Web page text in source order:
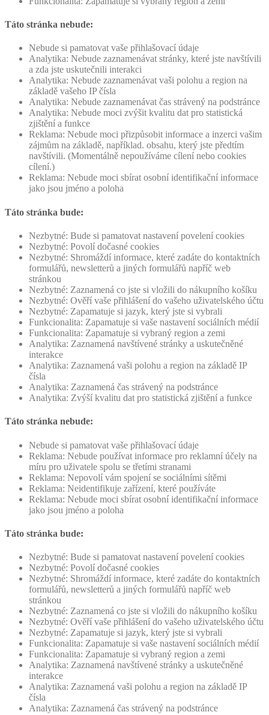
Táto stránka nebude:
Nebude si pamatovat vaše přihlašovací údaje
Analytika: Nebude zaznamenávat stránky, které jste navštívili
a zda jste uskutečnili interakci
Analytika: Nebude zaznamenávat vaši polohu a region na
základě vašeho IP čísla
Analytika: Nebude zaznamenávat čas strávený na podstránce
Analytika: Nebude moci zvýšit kvalitu dat pro statistická
zjištění a funkce
Reklama: Nebude moci přizpůsobit informace a inzerci vašim
zájmům na základě, například. obsahu, který jste předtím
navštívili. (Momentálně nepoužíváme cílení nebo cookies
cílení.)
Reklama: Nebude moci sbírat osobní identifikační informace
jako jsou jméno a poloha
Táto stránka bude:
Nezbytné: Bude si pamatovat nastavení povelení cookies
Nezbytné: Povolí dočasné cookies
Nezbytné: Shromáždí informace, které zadáte do kontaktních
formulářů, newsletterů a jiných formulářů napříč web
stránkou
Nezbytné: Zaznamená co jste si vložili do nákupního košíku
Nezbytné: Ověří vaše přihlášení do vašeho uživatelského účtu
Nezbytné: Zapamatuje si jazyk, který jste si vybrali
Funkcionalita: Zapamatuje si vaše nastavení sociálních médií
Funkcionalita: Zapamatuje si vybraný region a zemi
Analytika: Zaznamená navštívené stránky a uskutečněné
interakce
Analytika: Zaznamená vaši polohu a region na základě IP
čísla
Analytika: Zaznamená čas strávený na podstránce
Analytika: Zvýší kvalitu dat pro statistická zjištění a funkce
Táto stránka nebude:
Nebude si pamatovat vaše přihlašovací údaje
Reklama: Nebude používat informace pro reklamní účely na
míru pro uživatele spolu se třetími stranami
Reklama: Nepovolí vám spojení se sociálními sítěmi
Reklama: Neidentifikuje zařízení, které používáte
Reklama: Nebude moci sbírat osobní identifikační informace
jako jsou jméno a poloha
Táto stránka bude:
Nezbytné: Bude si pamatovat nastavení povelení cookies
Nezbytné: Povolí dočasné cookies
Nezbytné: Shromáždí informace, které zadáte do kontaktních
formulářů, newsletterů a jiných formulářů napříč web
stránkou
Nezbytné: Zaznamená co jste si vložili do nákupního košíku
Nezbytné: Ověří vaše přihlášení do vašeho uživatelského účtu
Nezbytné: Zapamatuje si jazyk, který jste si vybrali
Funkcionalita: Zapamatuje si vaše nastavení sociálních médií
Funkcionalita: Zapamatuje si vybraný region a zemi
Analytika: Zaznamená navštívené stránky a uskutečněné
interakce
Analytika: Zaznamená vaši polohu a region na základě IP
čísla
Analytika: Zaznamená čas strávený na podstránce